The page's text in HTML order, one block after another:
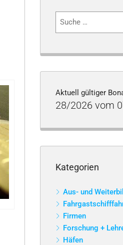
Suchen
Aktuell gültiger
28/2026 vom
Kategorien
Aus- und
Firmen
Forschung +
Häfen